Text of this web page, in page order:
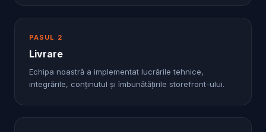
PASUL 2
Livrare
Echipa noastră a implementat lucrările tehnice,
integrările, conținutul și îmbunătățirile storefront-ului.